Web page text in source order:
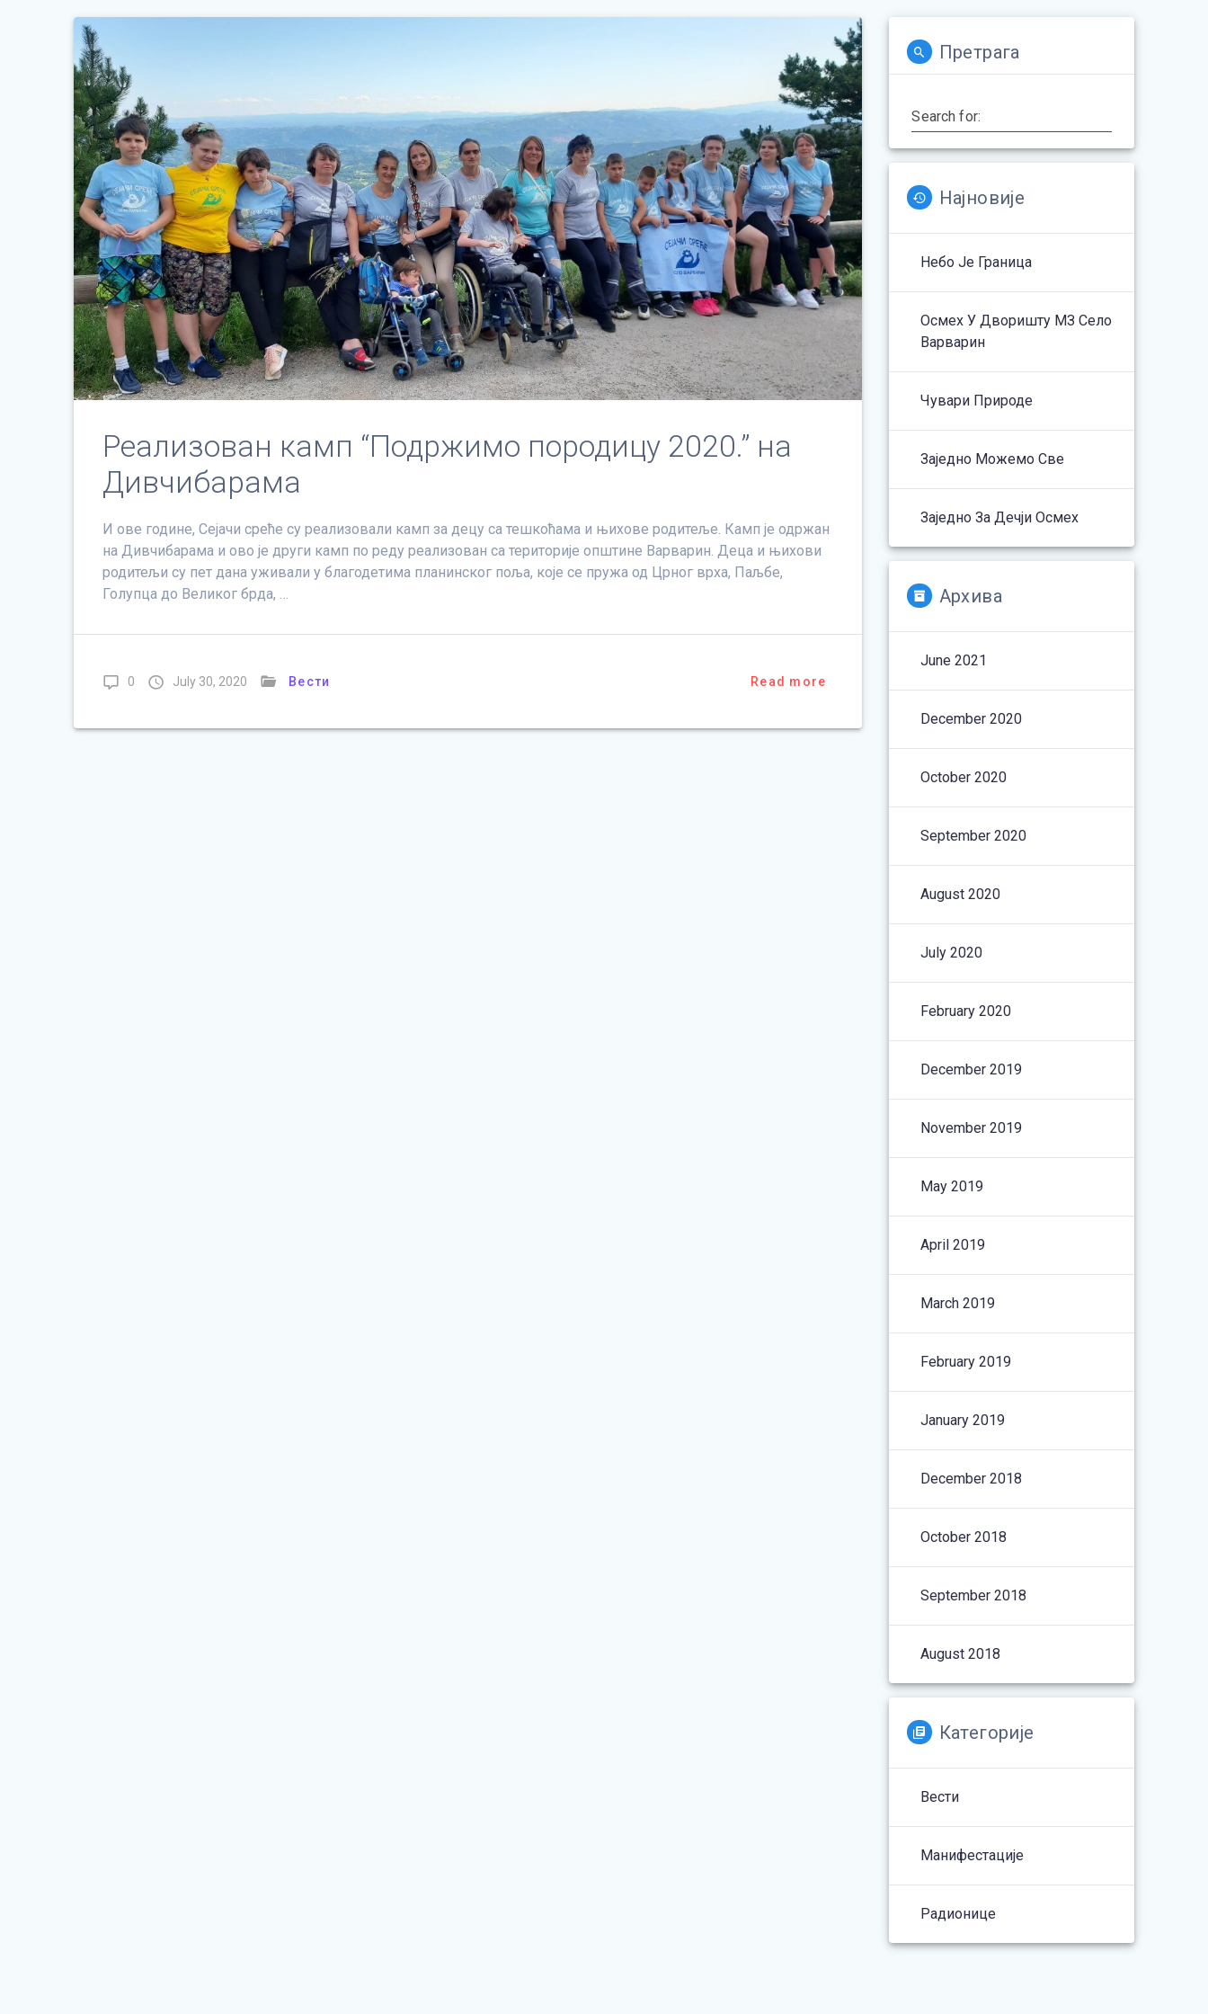
Реализован камп “Подржимо породицу 2020.” на
Дивчибарама
И ове године, Сејачи среће су реализовали камп за децу са тешкоћама и њихове родитеље. Камп је одржан
на Дивчибарама и ово је други камп по реду реализован са територије општине Варварин. Деца и њихови
родитељи су пет дана уживали у благодетима планинског поља, које се пружа од Црног врха, Паљбе,
Голупца до Великог брда, …
0 July 30, 2020 Вести Read more
Претрага
Search for:
Најновије
Небо Је Граница
Осмех У Дворишту МЗ Село
Варварин
Чувари Природе
Заједно Можемо Све
Заједно За Дечји Осмех
Архива
June 2021
December 2020
October 2020
September 2020
August 2020
July 2020
February 2020
December 2019
November 2019
May 2019
April 2019
March 2019
February 2019
January 2019
December 2018
October 2018
September 2018
August 2018
Категорије
Вести
Манифестације
Радионице